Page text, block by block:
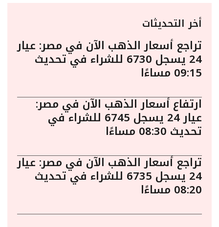
أخر التحديثات
تراجع أسعار الذهب الآن في مصر: عيار
24 يسجل 6730 للشراء في تحديث
09:15 مساءًا
ارتفاع أسعار الذهب الآن في مصر:
عيار 24 يسجل 6745 للشراء في
تحديث 08:30 مساءًا
تراجع أسعار الذهب الآن في مصر: عيار
24 يسجل 6735 للشراء في تحديث
08:20 مساءًا